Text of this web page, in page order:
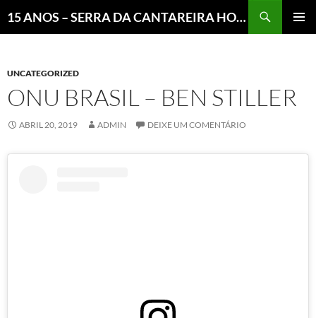
15 ANOS – SERRA DA CANTAREIRA HOJE E COTIDIANO DO BRASIL E DO MUNDO
UNCATEGORIZED
ONU BRASIL – BEN STILLER
ABRIL 20, 2019 ADMIN DEIXE UM COMENTÁRIO